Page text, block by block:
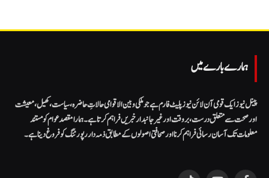
ہمارے بارے میں
پینل نیوز ایک قومی آن لائن نیوز پلیٹ فارم ہے جو ملکی و بین الاقوامی حالاتِ حاضرہ، سیاست، کھیل، معیشت
اور صحت سے متعلق درست، بروقت اور غیر جانبدار خبریں فراہم کرتا ہے۔ ہمارا مقصد عوام کو مستند
معلومات تک آسان رسائی فراہم کرنا اور صحافتی اصولوں کے مطابق ذمہ دار رپورٹنگ کو فروغ دینا ہے۔